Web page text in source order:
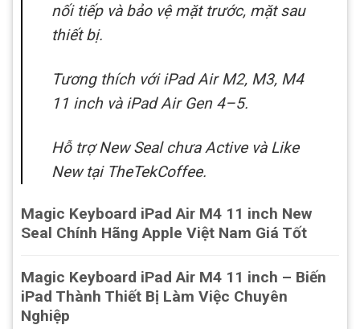
nối tiếp và bảo vệ mặt trước, mặt sau
thiết bị.
Tương thích với iPad Air M2, M3, M4
11 inch và iPad Air Gen 4–5.
Hỗ trợ New Seal chưa Active và Like
New tại TheTekCoffee.
Magic Keyboard iPad Air M4 11 inch New
Seal Chính Hãng Apple Việt Nam Giá Tốt
Magic Keyboard iPad Air M4 11 inch – Biến
iPad Thành Thiết Bị Làm Việc Chuyên
Nghiệp